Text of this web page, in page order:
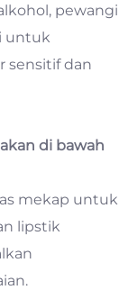
pewangi
untuk
sensitif dan
di bawah
mekap untuk
lipstik